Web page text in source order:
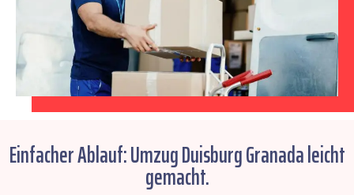
Einfacher Ablauf: Umzug Duisburg Granada leicht
gemacht.